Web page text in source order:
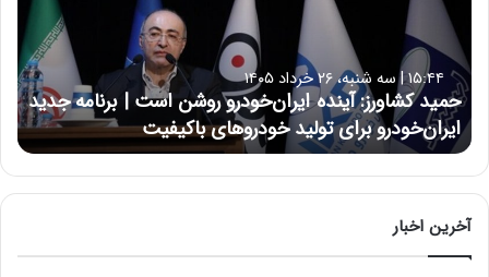
ش
ا
و
ر
ز
:
آ
ی
ن
۱۵:۴۴ | سه شنبه، ۲۶ خرداد ۱۴۰۵
حمید کشاورز: آینده ایران‌خودرو روشن است | برنامه جدید
ایران‌خودرو برای تولید خودروهای باکیفیت
آخرین اخبار